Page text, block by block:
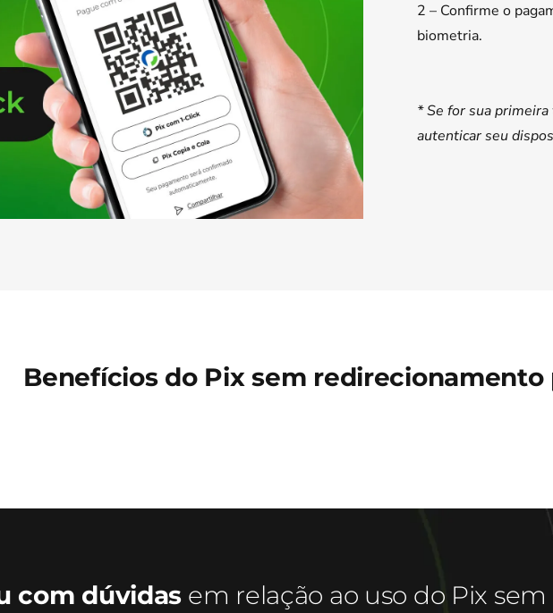
2 – Confirme o
biometria.
* Se for sua
autenticar seu
Benefícios do Pix sem redirecionamento
com dúvidas em relação ao uso do Pix